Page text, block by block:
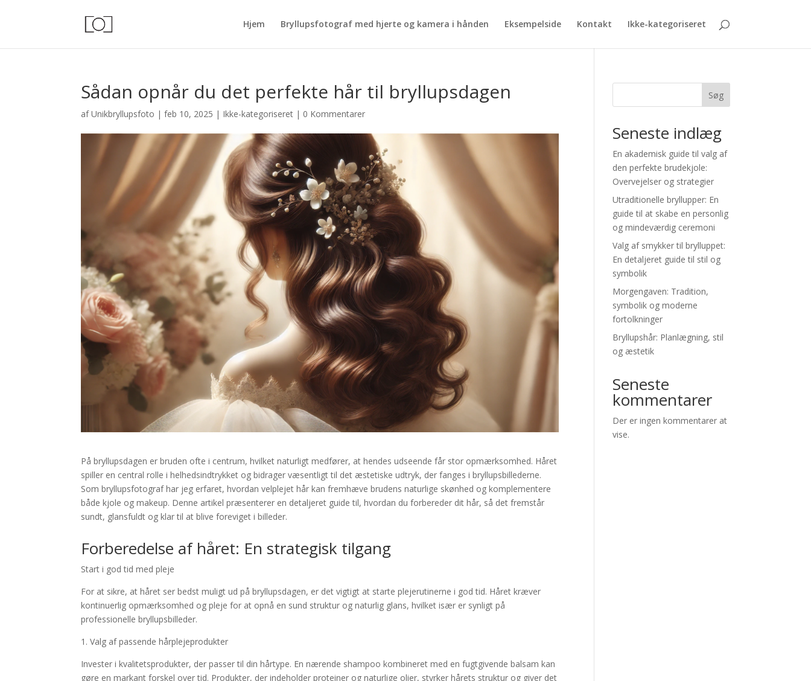
Hjem Bryllupsfotograf med hjerte og kamera i hånden Eksempelside Kontakt Ikke-kategoriseret
Sådan opnår du det perfekte hår til bryllupsdagen
afUnikbryllupsfoto |feb 10, 2025 | Ikke-kategoriseret | 0 Kommentarer
På bryllupsdagen er bruden ofte i centrum, hvilket naturligt medfører, at hendes udseende får stor opmærksomhed. Håret
spiller en central rolle i helhedsindtrykket og bidrager væsentligt til det æstetiske udtryk, der fanges i bryllupsbillederne.
Som bryllupsfotograf har jeg erfaret, hvordan velplejet hår kan fremhæve brudens naturlige skønhed og komplementere
både kjole og makeup. Denne artikel præsenterer en detaljeret guide til, hvordan du forbereder dit hår, så det fremstår
sundt, glansfuldt og klar til at blive foreviget i billeder.
Forberedelse af håret: En strategisk tilgang
Start i god tid med pleje
For at sikre, at håret ser bedst muligt ud på bryllupsdagen, er det vigtigt at starte plejerutinerne i god tid. Håret kræver
kontinuerlig opmærksomhed og pleje for at opnå en sund struktur og naturlig glans, hvilket især er synligt på
professionelle bryllupsbilleder.
1. Valg af passende hårplejeprodukter
Invester i kvalitetsprodukter, der passer til din hårtype. En nærende shampoo kombineret med en fugtgivende balsam kan
gøre en markant forskel over tid. Produkter, der indeholder proteiner og naturlige olier, styrker hårets struktur og giver det
Søg
Seneste indlæg
En akademisk guide til valg af
den perfekte brudekjole:
Overvejelser og strategier
Utraditionelle bryllupper: En
guide til at skabe en personlig
og mindeværdig ceremoni
Valg af smykker til brylluppet:
En detaljeret guide til stil og
symbolik
Morgengaven: Tradition,
symbolik og moderne
fortolkninger
Bryllupshår: Planlægning, stil
og æstetik
Seneste
kommentarer
Der er ingen kommentarer at
vise.